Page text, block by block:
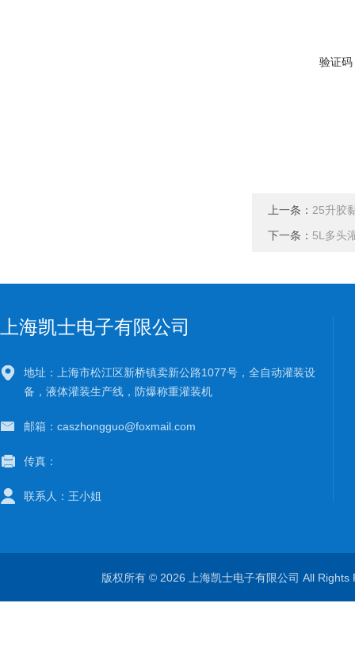
验证码
上一条： 25升胶
下一条： 5L多头
上海凯士电子有限公司
地址：上海市松江区新桥镇卖新公路1077号，全自动灌装设
备，液体灌装生产线，防爆称重灌装机
邮箱：caszhongguo@foxmail.com
传真：
联系人：王小姐
版权所有 © 2026 上海凯士电子有限公司 All